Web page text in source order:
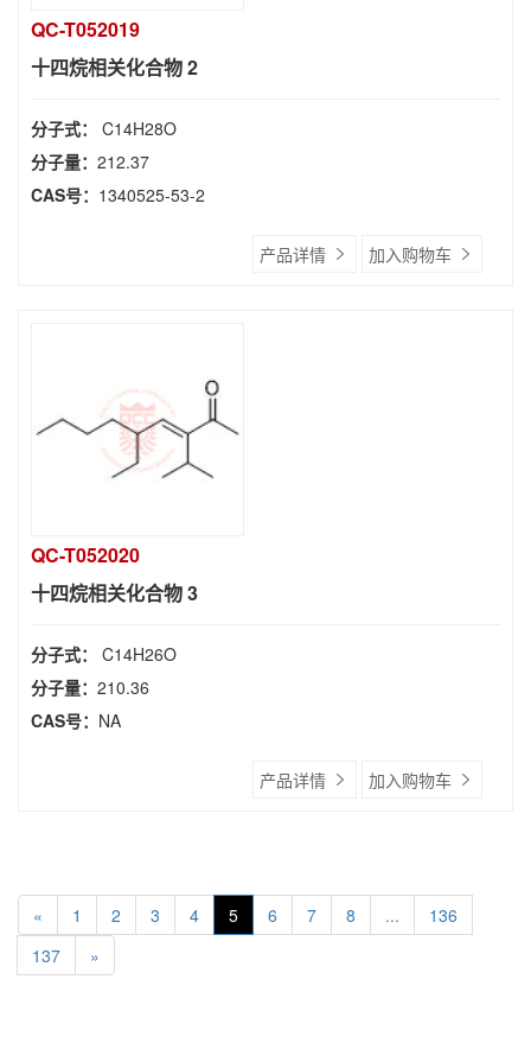
QC-T052019
十四烷相关化合物 2
分子式： C14H28O
分子量： 212.37
CAS号： 1340525-53-2
产品详情 加入购物车
QC-T052020
十四烷相关化合物 3
分子式： C14H26O
分子量： 210.36
CAS号： NA
产品详情 加入购物车
« 1 2 3 4 5 6 7 8 ...
136
137
»